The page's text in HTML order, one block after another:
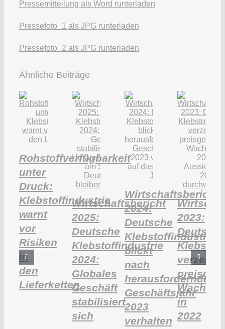
Pressemitteilung als Word runterladen
Pressefoto_1 als JPG runterladen
Pressefoto_2 als JPG runterladen
Ähnliche Beiträge
Rohstoffverfügbarkeit
unter
Druck:
Klebstoffindustrie
warnt
vor
Risiken
in
den
Lieferketten
Wirtschaftsbericht
2025:
Deutsche
Klebstoffindustrie
2024:
Globales
Geschäft
stabilisiert
sich
Wirtschaftsbericht
2024:
Deutsche
Klebstoffindustrie
blickt
nach
herausforderndem
Geschäftsjahr
2023
verhalten
2023:
Deutsche
in
2022